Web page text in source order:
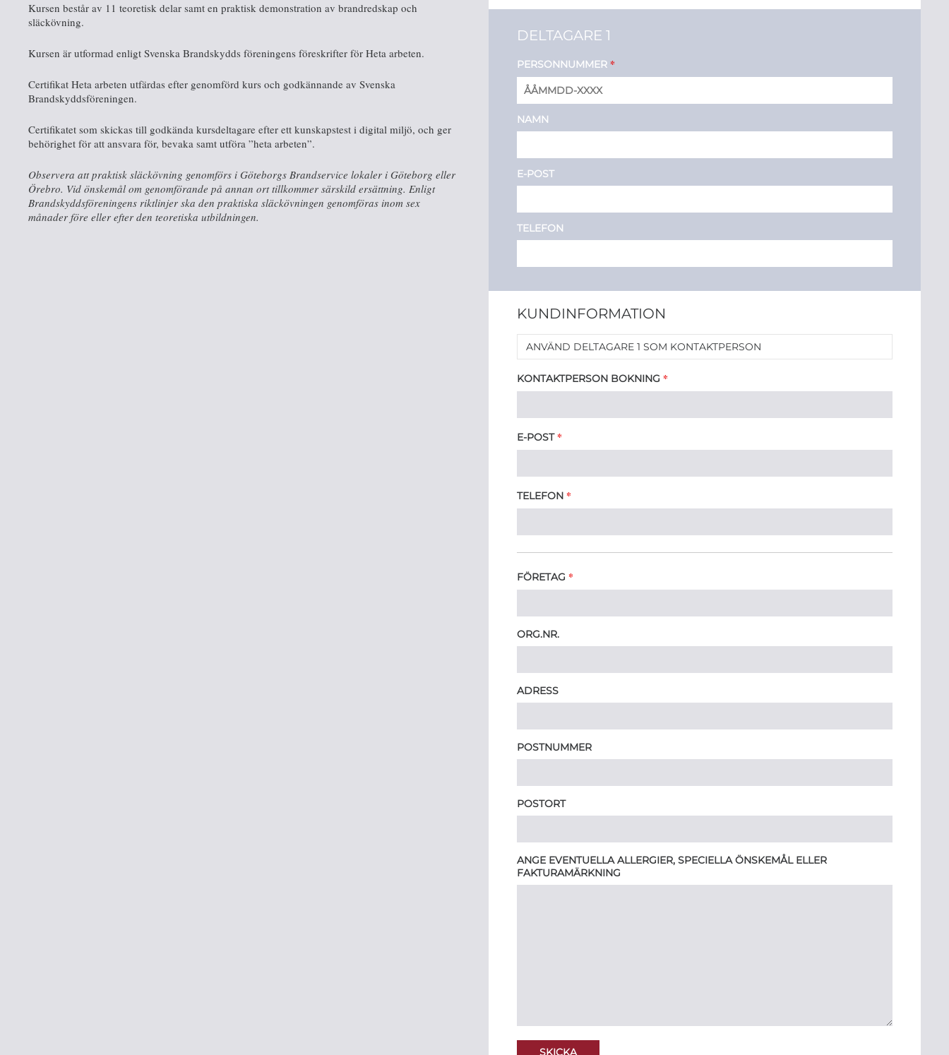
Kursen består av 11 teoretisk delar samt en praktisk demonstration av brandredskap och
släckövning.
Kursen är utformad enligt Svenska Brandskydds föreningens föreskrifter för Heta arbeten.
Certifikat Heta arbeten utfärdas efter genomförd kurs och godkännande av Svenska
Brandskyddsföreningen.
Certifikatet som skickas till godkända kursdeltagare efter ett kunskapstest i digital miljö, och ger
behörighet för att ansvara för, bevaka samt utföra ”heta arbeten”.
Observera att praktisk släckövning genomförs i Göteborgs Brandservice lokaler i Göteborg eller
Örebro. Vid önskemål om genomförande på annan ort tillkommer särskild ersättning. Enligt
Brandskyddsföreningens riktlinjer ska den praktiska släckövningen genomföras inom sex
månader före eller efter den teoretiska utbildningen.
DELTAGARE 1
PERSONNUMMER *
NAMN
E-POST
TELEFON
KUNDINFORMATION
ANVÄND DELTAGARE 1 SOM KONTAKTPERSON
KONTAKTPERSON BOKNING *
E-POST *
TELEFON *
FÖRETAG *
ORG.NR.
ADRESS
POSTNUMMER
POSTORT
ANGE EVENTUELLA ALLERGIER, SPECIELLA ÖNSKEMÅL ELLER
FAKTURAMÄRKNING